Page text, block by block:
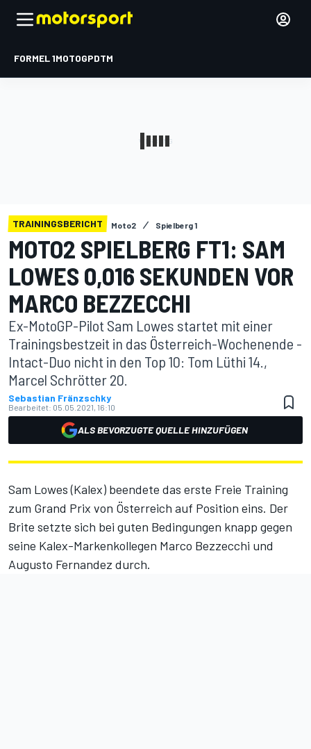
FORMEL 1MOTOGPDTM
TRAININGSBERICHT Moto2 Spielberg 1
MOTO2 SPIELBERG FT1: SAM
LOWES 0,016 SEKUNDEN VOR
MARCO BEZZECCHI
Ex-MotoGP-Pilot Sam Lowes startet mit einer
Trainingsbestzeit in das Österreich-Wochenende -
Intact-Duo nicht in den Top 10: Tom Lüthi 14.,
Marcel Schrötter 20.
Sebastian Fränzschky
Bearbeitet: 05.05.2021, 16:10
ALS BEVORZUGTE QUELLE HINZUFÜGEN
Sam Lowes (Kalex) beendete das erste Freie Training
zum Grand Prix von Österreich auf Position eins. Der
Brite setzte sich bei guten Bedingungen knapp gegen
seine Kalex-Markenkollegen Marco Bezzecchi und
Augusto Fernandez durch.